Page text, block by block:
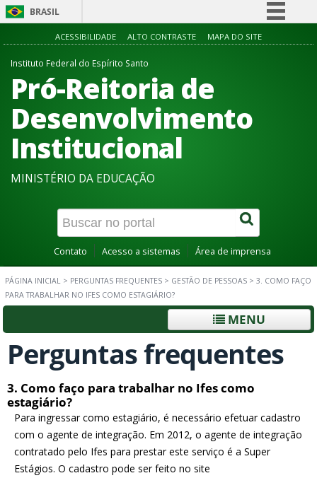
BRASIL
Simplifique!
Acesso à informação
Legislação
ACESSIBILIDADE ALTO CONTRASTE MAPA DO SITE
Instituto Federal do Espírito Santo
Pró-Reitoria de
Desenvolvimento
Institucional
MINISTÉRIO DA EDUCAÇÃO
Contato Acesso a sistemas Área de imprensa
PÁGINA INICIAL > PERGUNTAS FREQUENTES > GESTÃO DE PESSOAS > 3. COMO FAÇO
PARA TRABALHAR NO IFES COMO ESTAGIÁRIO?
MENU
Perguntas frequentes
3. Como faço para trabalhar no Ifes como
estagiário?
Para ingressar como estagiário, é necessário efetuar cadastro
com o agente de integração. Em 2012, o agente de integração
contratado pelo Ifes para prestar este serviço é a Super
Estágios. O cadastro pode ser feito no site